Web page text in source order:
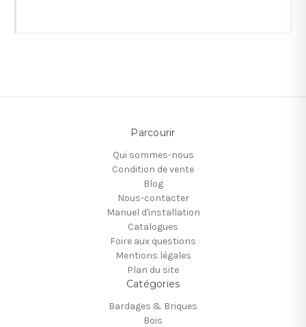
Parcourir
Qui sommes-nous
Condition de vente
Blog
Nous-contacter
Manuel d'installation
Catalogues
Foire aux questions
Mentions légales
Plan du site
Catégories
Bardages & Briques
Bois